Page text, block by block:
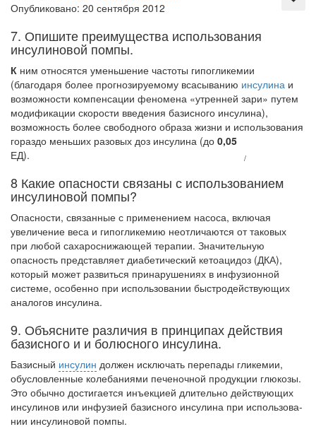
Федеральная служба по
здравоохранения озвучила
касаются увеличения риска
острой кардиотоксичности и
роста сопутствующих
осложнений от...
Закон о праве родителей находиться с детьми в
реанимации внесен в Госдуму
палату на
рассмотрение. Суть его
заключается в
нахождении одного из
родителей в
Опубликовано: 20 сентября 2012
7. Опишите преимущества использования
инсулиновой помпы.
К ним относятся уменьшение частоты гипогликемии
(благодаря более прогнози­руемому всасыванию инсулина и
возможности компенсации феномена «утренней зари» путем
модификации скорости введения базисного инсулина),
возможность более свободного образа жизни и использования
гораздо меньших разовых доз ин­сулина (до 0,05
ЕД).
/
8 Какие опасности связаны с использованием
инсулиновой помпы?
Опасности, связанные с применением насоса, включая
увеличение веса и гипо­гликемию неотличаются от таковых
при любой сахароснижающей терапии. Значи­тельную
опасность представляет диабетический кетоацидоз (ДКА),
который может развиться принарушениях в инфузионной
системе, особенно при использовании быстродействующих
аналогов инсулина.
9. Объясните различия в принципах действия
базисного и и болюсного инсулина.
Базисный инсулин должен исключать перепады гликемии,
обусловленные коле­баниями печеночной продукции глюкозы.
Это обычно достигается инъекцией дли­тельно действующих
инсулинов или инфузией базисного инсулина при использова­
нии инсулиновой помпы.